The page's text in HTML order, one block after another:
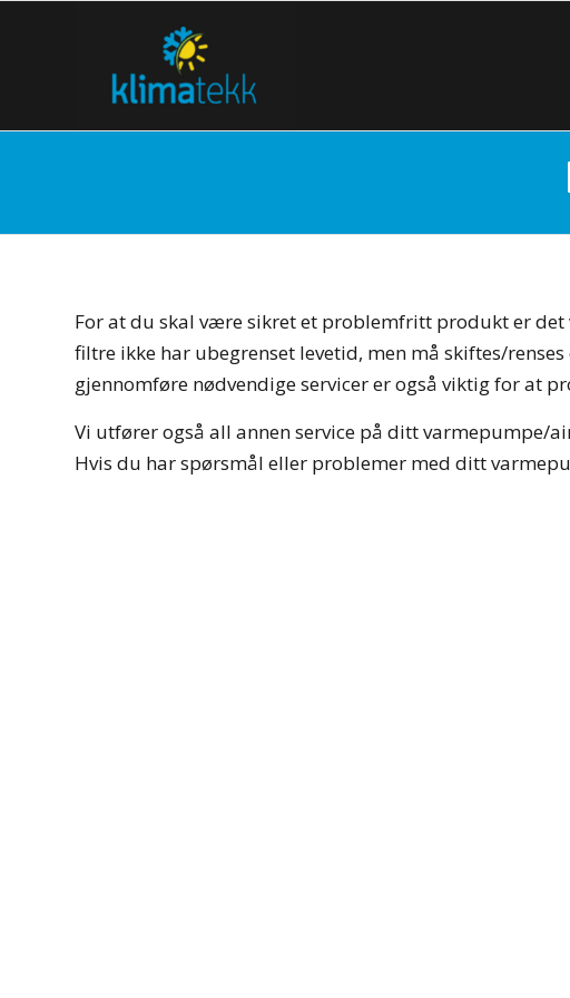
For at du skal være sikret et problemfritt produkt er det
filtre ikke har ubegrenset levetid, men må skiftes/
gjennomføre nødvendige servicer er også viktig for at
Vi utfører også all annen service på ditt varmepumpe/
Hvis du har spørsmål eller problemer med ditt